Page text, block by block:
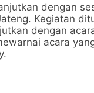
dengan
Kegiatan
dengan
acara